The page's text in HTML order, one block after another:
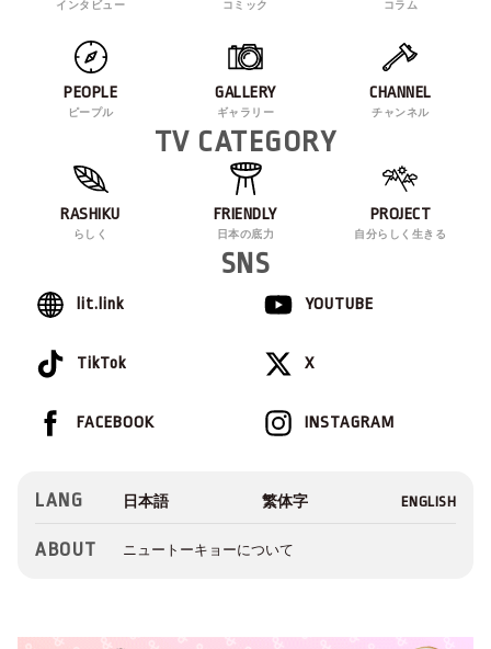
インタビュー コミック コラム
PEOPLE
ピープル
GALLERY
ギャラリー
CHANNEL
チャンネル
TV CATEGORY
RASHIKU
らしく
FRIENDLY
日本の底力
PROJECT
自分らしく生きる
SNS
lit.link YOUTUBE
TikTok X
INSTAGRAM
FACEBOOK
LANG
ABOUT ニュートーキョーについて